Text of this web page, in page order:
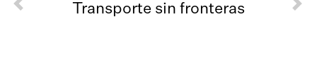
Transporte sin fronteras